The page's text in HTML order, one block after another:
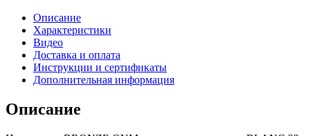
Описание
Характеристики
Видео
Доставка и оплата
Инструкции и сертификаты
Дополнительная информация
Описание